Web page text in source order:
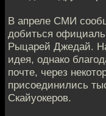
В апреле СМИ
добиться
Рыцарей Джедай.
идея, однако
почте, через
присоединились
Скайуокеров.